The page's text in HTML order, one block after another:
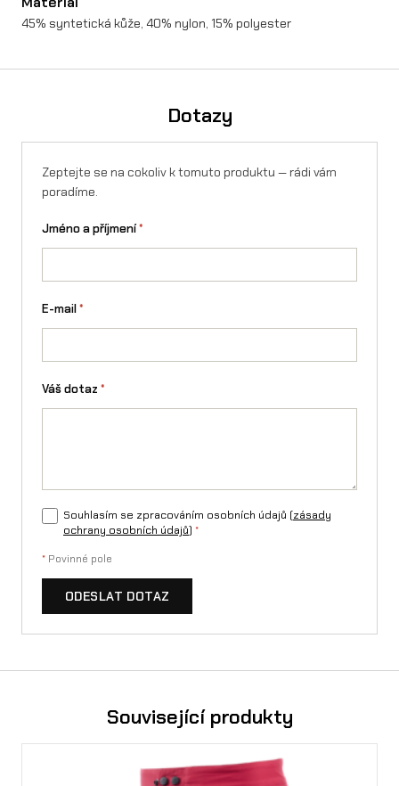
t
45% syntetická kůže, 40% nylon, 15% polyester
Dotazy
Zeptejte se na cokoliv k tomuto produktu — rádi vám
poradíme.
Jméno a příjmení*
E-mail*
Váš dotaz *
Souhlasím se zpracováním osobních údajů (zásady
ochrany osobních údajů) *
* Povinné pole
ODESLAT DOTAZ
Související produkty